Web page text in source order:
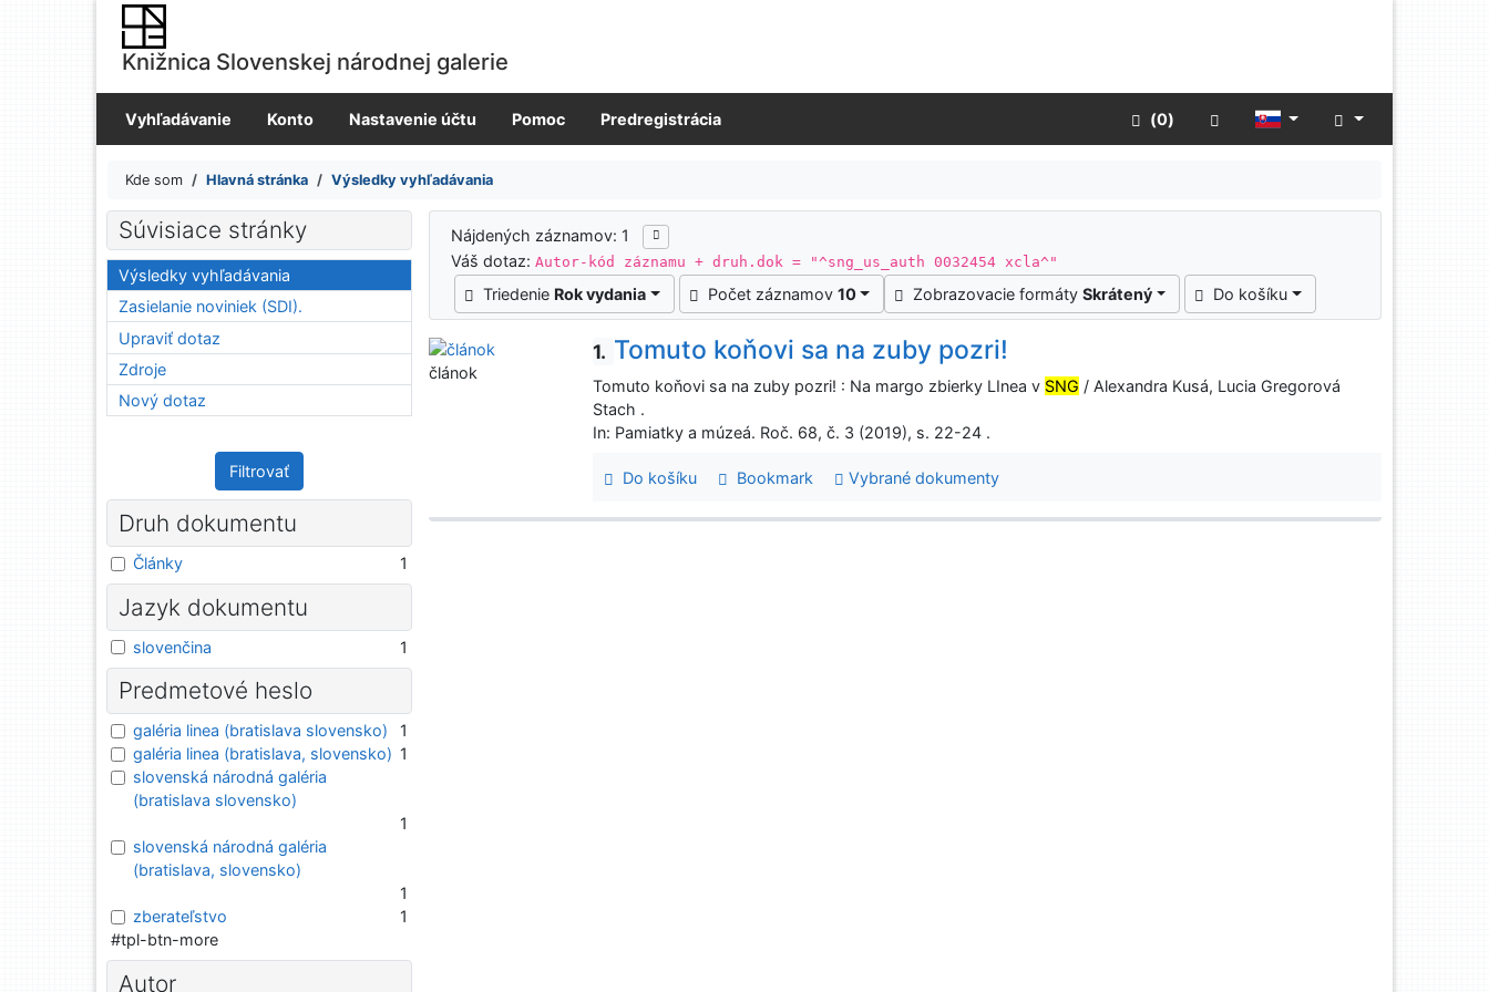
Prejsť na obsah
Prejsť na menu
Prehlásenie o webovej prístupnosti
Knižnica Slovenskej národnej galerie
Vyhľadávanie Konto Nastavenie účtu Pomoc Predregistrácia (0) Rozšírené vyhľadávanie
Kde som Hlavná stránka Výsledky vyhľadávania
Výsledky vyhľadávaniaNájdených záznamov: 1
Váš dotaz:Autor-kód záznamu + druh.dok = "^sng_us_auth 0032454 xcla^"
Triedenie Rok vydania Počet záznamov 10 Zobrazovacie formáty Skrátený Do košíku
1. Tomuto koňovi sa na zuby pozri!
Tomuto koňovi sa na zuby pozri! : Na margo zbierky LInea v SNG / Alexandra Kusá, Lucia Gregorová
Stach .
In: Pamiatky a múzeá. Roč. 68, č. 3 (2019), s. 22-24 .
Do košíku Bookmark Vybrané dokumenty
článok
Súvisiace stránky
Výsledky vyhľadávania
Zasielanie noviniek (SDI).
Upraviť dotaz
Zdroje
Nový dotaz
Filtrovať
Druh dokumentu
Články 1
Jazyk dokumentu
slovenčina 1
Predmetové heslo
galéria linea (bratislava slovensko)
1
galéria linea (bratislava, slovensko) 1
slovenská národná galéria
(bratislava slovensko)
1
slovenská národná galéria
(bratislava, slovensko)
1
zberateľstvo
1
#tpl-btn-more
Autor